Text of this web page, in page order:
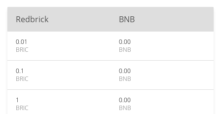
Redbrick BNB
0.01
BRIC
0.00
BNB
0.1
BRIC
0.00
BNB
1
BRIC
0.00
BNB